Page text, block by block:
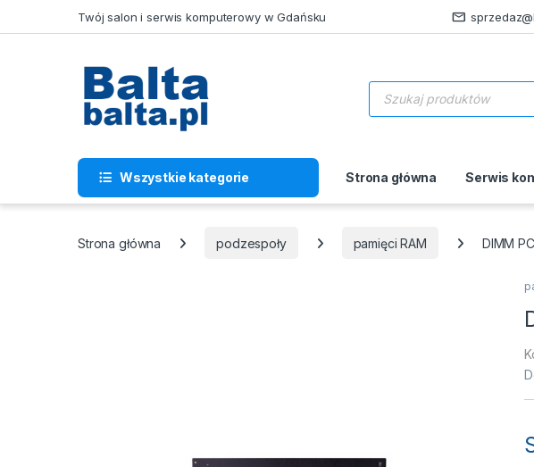
Skip to navigationTwój salon i serwis komputerowy w Gdańsku
Wyszukiwarka produktów
Wszystkie kategorie Strona główna Serwis
Strona główna podzespoły pamięci RAM DIMM